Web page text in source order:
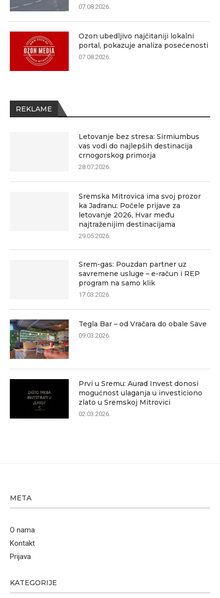
07.08.2026.
Ozon ubedljivo najčitaniji lokalni
portal, pokazuje analiza posećenosti
07.08.2026.
REKLAME
Letovanje bez stresa: Sirmiumbus
vas vodi do najlepših destinacija
crnogorskog primorja
28.07.2026.
Sremska Mitrovica ima svoj prozor
ka Jadranu: Počele prijave za
letovanje 2026, Hvar među
najtraženijim destinacijama
29.05.2026.
Srem-gas: Pouzdan partner uz
savremene usluge – e-račun i REP
program na samo klik
17.03.2026.
Tegla Bar – od Vračara do obale Save
09.03.2026.
Prvi u Sremu: Aurad Invest donosi
mogućnost ulaganja u investiciono
zlato u Sremskoj Mitrovici
02.03.2026.
META
O nama
Kontakt
Prijava
KATEGORIJE